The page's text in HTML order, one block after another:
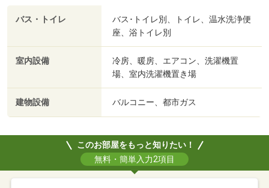
バス・トイレ
バス･トイレ別、トイレ、温水洗浄便
座、浴トイレ別
室内設備
冷房、暖房、エアコン、洗濯機置
場、室内洗濯機置き場
建物設備 バルコニー、都市ガス
このお部屋をもっと知りたい！
無料・簡単入力2項目